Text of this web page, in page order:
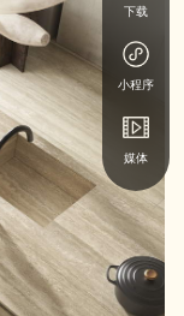
下载
小程序
媒体